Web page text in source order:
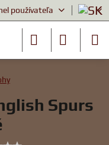
používateľa
Spurs